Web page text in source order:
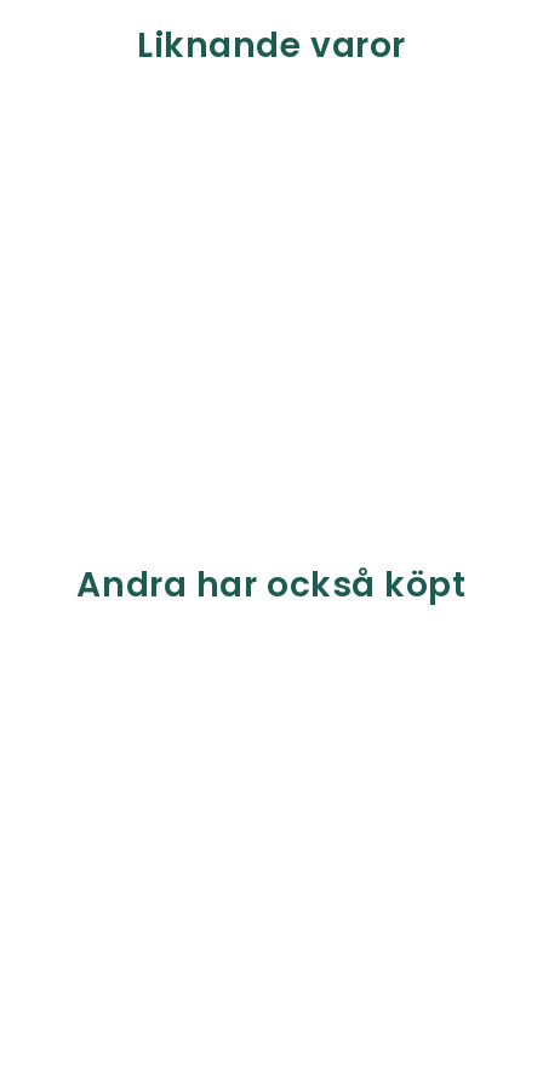
Liknande varor
Andra har också köpt